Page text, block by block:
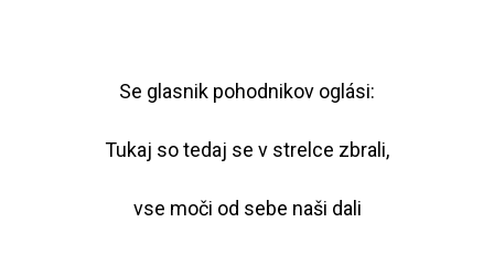
Se glasnik pohodnikov oglási:
Tukaj so tedaj se v strelce zbrali,
vse moči od sebe naši dali